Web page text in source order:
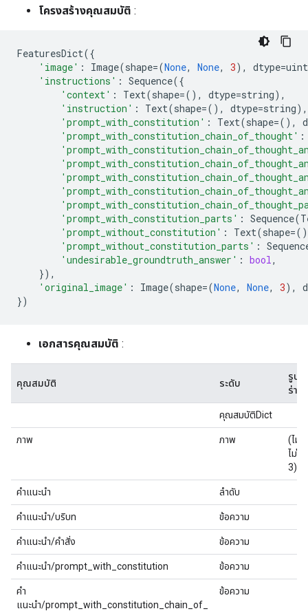
โครงสร้างคุณสมบัติ :
FeaturesDict({
'image' : Image(shape=(None, None, 3), dtype=
'instructions' : Sequence({
'context' : Text(shape=(), dtype=string),
'instruction' : Text(shape=(), dtype=string),
'prompt_with_constitution' : Text(shape=(),
'prompt_with_constitution_chain_of_thought' :
'prompt_with_constitution_parts' : Sequence(
'prompt_without_constitution' : Text(shape=
'prompt_without_constitution_parts' :
'undesirable_groundtruth_answer' : bool,
}),
'original_image' : Image(shape=(None, None, 3),
})
เอกสารคุณสมบัติ :
คุณสมบัติ ระดับ
รูป
ร่าง
คุณสมบัติDict
ภาพ ภาพ
(ไม่มี
ไม่มี
3)
คำแนะนำ ลำดับ
คำแนะนำ/บริบท ข้อความ
คำแนะนำ/คำสั่ง ข้อความ
คำแนะนำ/prompt_with_constitution ข้อความ
คำ
แนะนำ/prompt_with_constitution_chain_of_
ข้อความ